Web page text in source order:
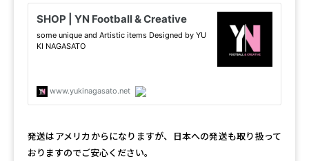
発送はアメリカからになりますが、日本への発送も取り扱って
おりますのでご安心ください。